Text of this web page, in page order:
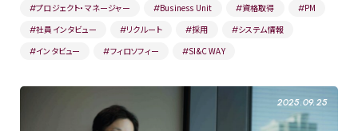
#プロジェクト・マネージャー #Business Unit #資格取得 #PM
#社員インタビュー #リクルート #採用 #システム情報
#インタビュー #フィロソフィー #SI&C WAY
2025.09.25